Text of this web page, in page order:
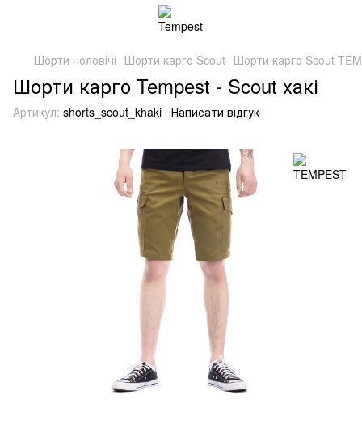
Шорти чоловічі Шорти карго Scout Шорти карго Scout
Шорти карго Tempest - Scout хакі
Артикул: shorts_scout_khaki Написати відгук